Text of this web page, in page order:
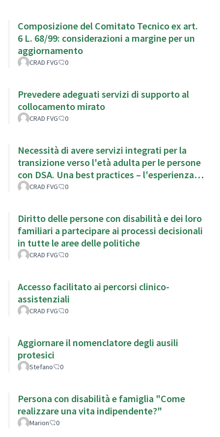
Composizione del Comitato Tecnico ex art.
6 L. 68/99: considerazioni a margine per un
aggiornamento
CRAD FVG 0
Prevedere adeguati servizi di supporto al
collocamento mirato
CRAD FVG 0
Necessità di avere servizi integrati per la
transizione verso l'età adulta per le persone
con DSA. Una best practices – l'esperienza
della Fondazione
CRAD FVG 0
Diritto delle persone con disabilità e dei loro
familiari a partecipare ai processi decisionali
in tutte le aree delle politiche
CRAD FVG 0
Accesso facilitato ai percorsi clinico-
assistenziali
CRAD FVG 0
Aggiornare il nomenclatore degli ausili
protesici
Stefano 0
Persona con disabilità e famiglia "Come
realizzare una vita indipendente?"
Marion 0